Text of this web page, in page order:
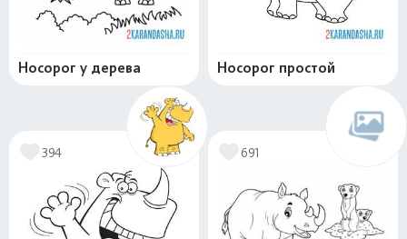
Носорог у дерева Носорог простой
394 691